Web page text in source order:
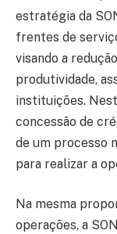
estratégia da
frentes de
visando a
produtividade,
instituições.
concessão de
de um processo
para realizar a
Na mesma
operações, a